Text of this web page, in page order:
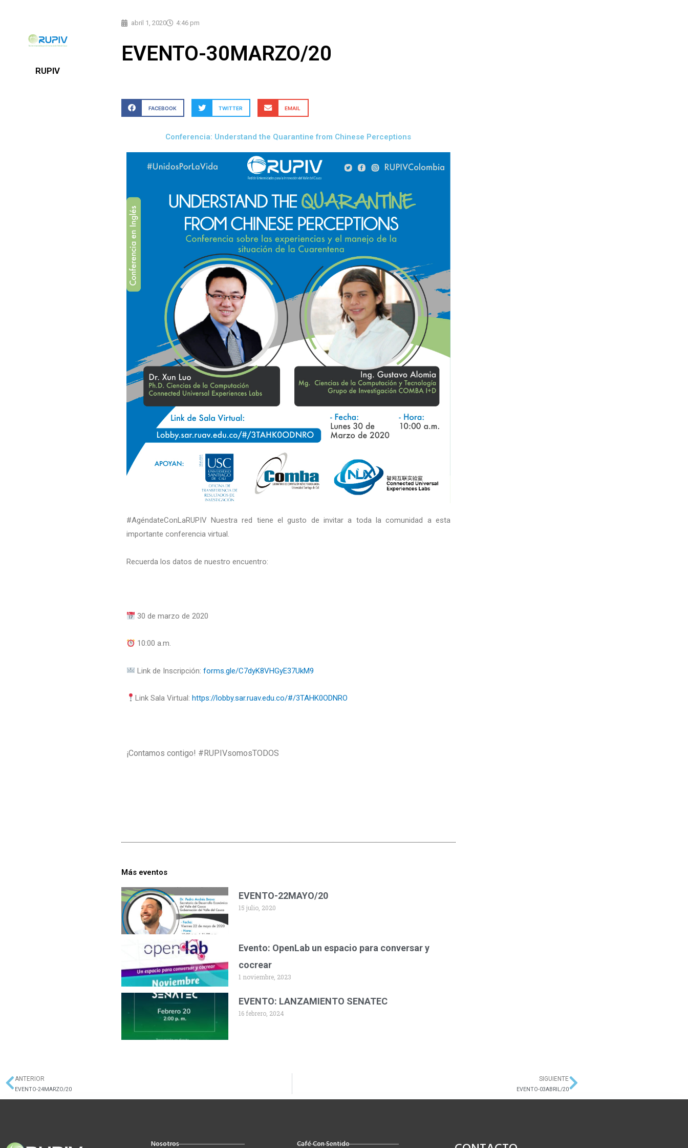
RUPIV
abril 1, 2020 4:46 pm
EVENTO-30MARZO/20
FACEBOOK TWITTER EMAIL
Conferencia: Understand the Quarantine from Chinese Perceptions
#AgéndateConLaRUPIV Nuestra red tiene el gusto de invitar a toda la comunidad a esta
importante conferencia virtual.
Recuerda los datos de nuestro encuentro:
30 de marzo de 2020
10:00 a.m.
Link de Inscripción: forms.gle/C7dyK8VHGyE37UkM9
Link Sala Virtual: https://lobby.sar.ruav.edu.co/#/3TAHK0ODNRO
¡Contamos contigo! #RUPIVsomosTODOS
Más eventos
EVENTO-22MAYO/20
15 julio, 2020
Evento: OpenLab un espacio para conversar y
cocrear
1 noviembre, 2023
EVENTO: LANZAMIENTO SENATEC
16 febrero, 2024
Ant
ANTERIOR
EVENTO-24MARZO/20
SIGUIENTE
EVENTO-03ABRIL/20Siguiente
Nosotros Café Con Sentido